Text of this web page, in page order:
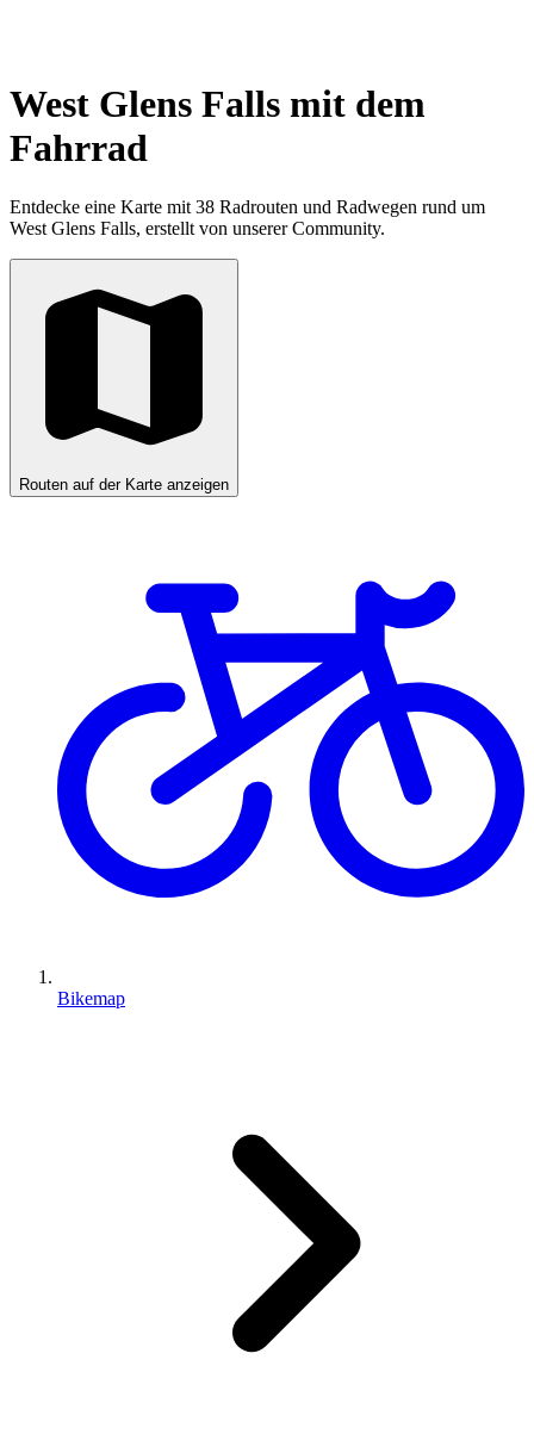
West Glens Falls mit dem
Fahrrad
Entdecke eine Karte mit 38 Radrouten und Radwegen rund um
West Glens Falls, erstellt von unserer Community.
Routen auf der Karte anzeigen
Bikemap